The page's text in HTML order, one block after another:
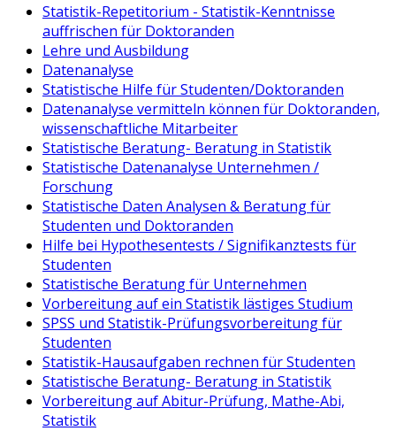
Statistik-Repetitorium - Statistik-Kenntnisse
auffrischen für Doktoranden
Lehre und Ausbildung
Datenanalyse
Statistische Hilfe für Studenten/Doktoranden
Datenanalyse vermitteln können für Doktoranden,
wissenschaftliche Mitarbeiter
Statistische Beratung- Beratung in Statistik
Statistische Datenanalyse Unternehmen /
Forschung
Statistische Daten Analysen & Beratung für
Studenten und Doktoranden
Hilfe bei Hypothesentests / Signifikanztests für
Studenten
Statistische Beratung für Unternehmen
Vorbereitung auf ein Statistik lästiges Studium
SPSS und Statistik-Prüfungsvorbereitung für
Studenten
Statistik-Hausaufgaben rechnen für Studenten
Statistische Beratung- Beratung in Statistik
Vorbereitung auf Abitur-Prüfung, Mathe-Abi,
Statistik